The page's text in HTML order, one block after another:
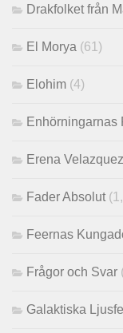
Drakfolket från
El Morya (61)
Elohim (4)
Enhörningarnas
Erena Velazquez
Fader Absolut
Feernas
Frågor och Svar
Galaktiska